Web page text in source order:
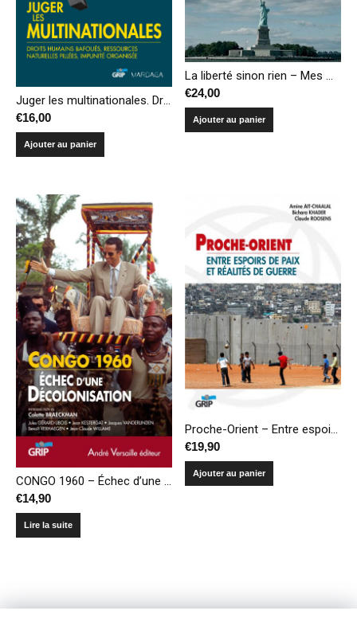
€16,00
Ajouter au panier
La liberté sinon rien – Mes Amériques de Bastogne à Bagdad
€24,00
Ajouter au panier
CONGO 1960 – Échec d’une décolonisation
€14,90
Lire la suite
Proche-Orient – Entre espoirs de paix et réalités de guerre
€19,90
Ajouter au panier